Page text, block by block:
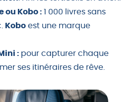
ou Kobo : 1 000 livres sans
Kobo est une marque
: pour capturer chaque
ses itinéraires de rêve.